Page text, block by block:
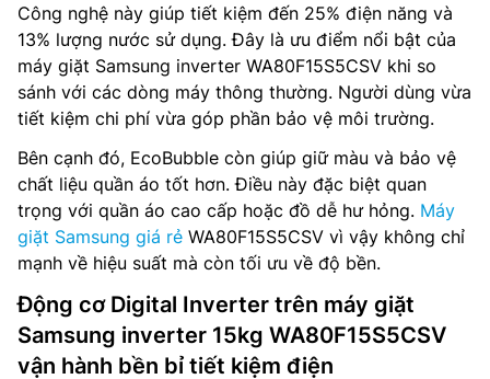
Công nghệ này giúp tiết kiệm đến 25% điện năng và
13% lượng nước sử dụng. Đây là ưu điểm nổi bật của
máy giặt Samsung inverter WA80F15S5CSV khi so
sánh với các dòng máy thông thường. Người dùng vừa
tiết kiệm chi phí vừa góp phần bảo vệ môi trường.
Bên cạnh đó, EcoBubble còn giúp giữ màu và bảo vệ
chất liệu quần áo tốt hơn. Điều này đặc biệt quan
trọng với quần áo cao cấp hoặc đồ dễ hư hỏng. Máy
giặt Samsung giá rẻ WA80F15S5CSV vì vậy không chỉ
mạnh về hiệu suất mà còn tối ưu về độ bền.
Động cơ Digital Inverter trên máy giặt
Samsung inverter 15kg WA80F15S5CSV
vận hành bền bỉ tiết kiệm điện